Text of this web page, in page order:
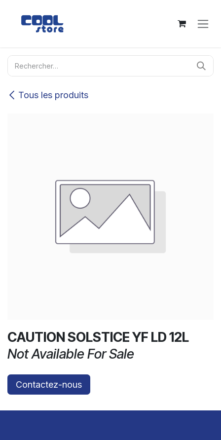
Tous les produits
CAUTION SOLSTICE YF LD 12L
Not Available For Sale
Contactez-nous